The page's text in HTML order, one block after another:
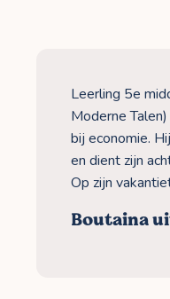
Leerling 5e
Moderne
bij economie.
en dient zijn
Op zijn
Boutaina